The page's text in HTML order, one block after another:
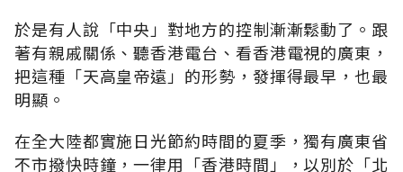
於是有人說「中央」對地方的控制漸漸鬆動了。跟
著有親戚關係、聽香港電台、看香港電視的廣東，
把這種「天高皇帝遠」的形勢，發揮得最早，也最
明顯。
在全大陸都實施日光節約時間的夏季，獨有廣東省
不市撥快時鐘，一律用「香港時間」，以別於「北